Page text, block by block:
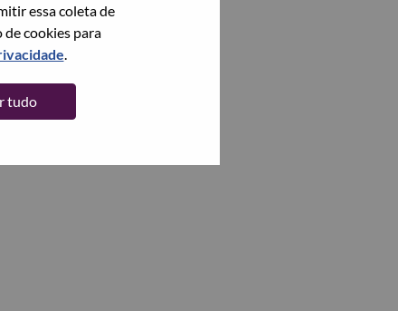
essa coleta de
cookies para
tudo